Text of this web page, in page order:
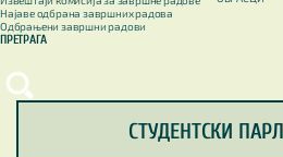
Најаве одбрана завршних радова
Одбрањени завршни радови
ПРЕТРАГА
СТУДЕНТСКИ